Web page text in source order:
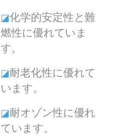
◪化学的安定性と難
燃性に優れていま
す。
◪耐老化性に優れて
います。
◪耐オゾン性に優れ
ています。